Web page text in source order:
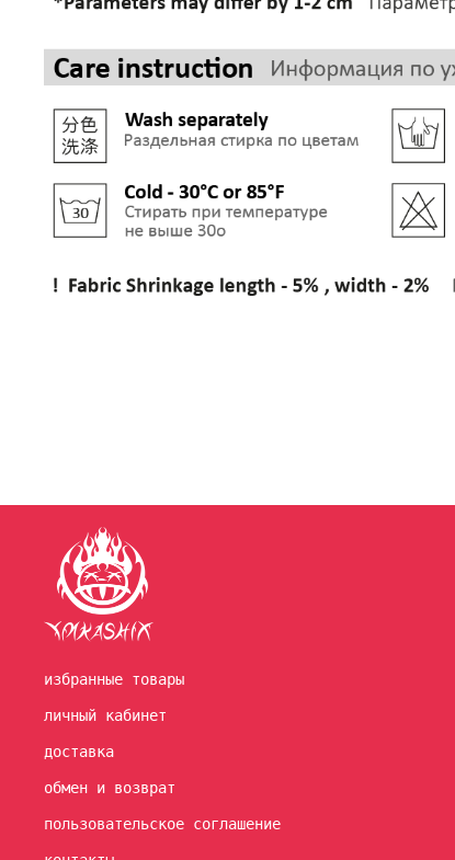
избранные товары
личный кабинет
доставка
обмен и возврат
пользовательское соглашение